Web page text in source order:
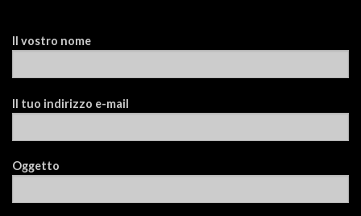
Il vostro nome
Il tuo indirizzo e-mail
Oggetto